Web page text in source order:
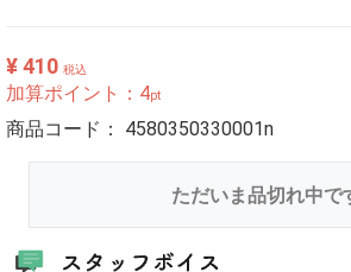
¥ 410 税込
加算ポイント： 4pt
商品コード： 4580350330001n
ただいま品切れ中で